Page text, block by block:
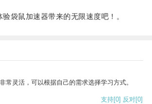
鼠加速器带来的无限速度吧！。
常灵活，可以根据自己的需求选择学习方式。
支持[0] 反对[0]